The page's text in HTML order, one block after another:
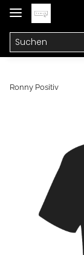
Ronny Positiv